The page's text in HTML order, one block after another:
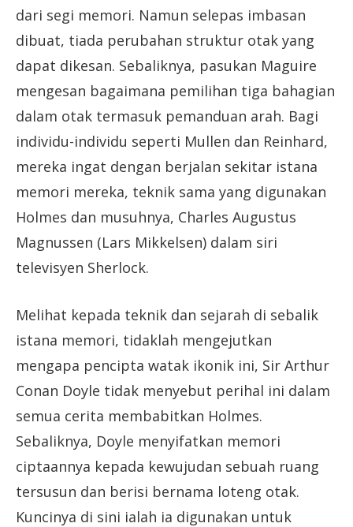
dari segi memori. Namun selepas imbasan
dibuat, tiada perubahan struktur otak yang
dapat dikesan. Sebaliknya, pasukan Maguire
mengesan bagaimana pemilihan tiga bahagian
dalam otak termasuk pemanduan arah. Bagi
individu-individu seperti Mullen dan Reinhard,
mereka ingat dengan berjalan sekitar istana
memori mereka, teknik sama yang digunakan
Holmes dan musuhnya, Charles Augustus
Magnussen (Lars Mikkelsen) dalam siri
televisyen Sherlock.
Melihat kepada teknik dan sejarah di sebalik
istana memori, tidaklah mengejutkan
mengapa pencipta watak ikonik ini, Sir Arthur
Conan Doyle tidak menyebut perihal ini dalam
semua cerita membabitkan Holmes.
Sebaliknya, Doyle menyifatkan memori
ciptaannya kepada kewujudan sebuah ruang
tersusun dan berisi bernama loteng otak.
Kuncinya di sini ialah ia digunakan untuk